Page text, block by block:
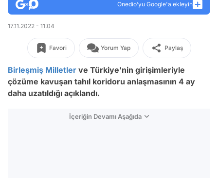
Onedio’yu Google'a ekleyin
17.11.2022 - 11:04
Favori Yorum Yap Paylaş
Birleşmiş Milletler ve Türkiye'nin girişimleriyle
çözüme kavuşan tahıl koridoru anlaşmasının 4 ay
daha uzatıldığı açıklandı.
İçeriğin Devamı Aşağıda